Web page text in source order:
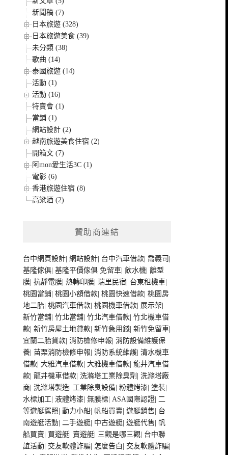
新聞稿 (7)
日本旅遊 (328)
日本旅遊美食 (39)
未分類 (38)
歌曲 (14)
泰國旅遊 (14)
活動 (1)
活動 (16)
特賣會 (1)
當鋪 (1)
網站設計 (2)
越南旅遊美食住宿 (2)
開箱文 (7)
阿mon愛生活3C (1)
電影 (6)
香港旅遊住宿 (8)
高粱酒 (2)
贊助商連結
台中網頁設計 |網站設計 台中汽車借款 |喬義司
基隆傢俱 |基隆平價傢俱 免留車 |飲水機 |離型
膜 |抗靜電膜 |熱轉印膜 |瑞里民宿 台東租機車
桃園當鋪 |桃園小額借款 |桃園快速借款 |桃園房
地二胎 |桃園汽車借款 |桃園機車借款 展示架
新竹當舖 |竹北當舖 |竹北汽車借款 |竹北機車借
款 |新竹房屋土地貸款 |新竹急用錢 |新竹免留車
宜蘭二胎貸款 |消防檢修申報 |消防設備維護保
養 |苗栗消防檢修申報 |消防系統維護 |清水機車
借款 |大雅汽車借款 |大雅機車借款 |龍井汽車借
款 |龍井機車借款 洗滌塔工業除臭劑
洗滌塔廠
商 洗滌塔製造 工業除臭設備 |粉體烤漆 |塗裝
水標加工 |液體烤漆 |無膜標 |ASA國際認證 |二
等遊艇駕照 |動力小船 帆船買賣 |遊艇銷售 台
南遊艇活動 |二手遊艇 中古遊艇 |遊艇代售 帆
船買賣 買遊艇 賣遊艇 三觀是哪三觀 台中聯
誼活動 交友軟體詐騙 怎麼告白 交友軟體詐騙